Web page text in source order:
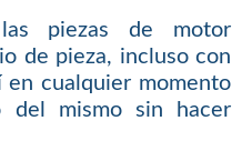
piezas de motor
de pieza, incluso con
en cualquier momento
del mismo sin hacer